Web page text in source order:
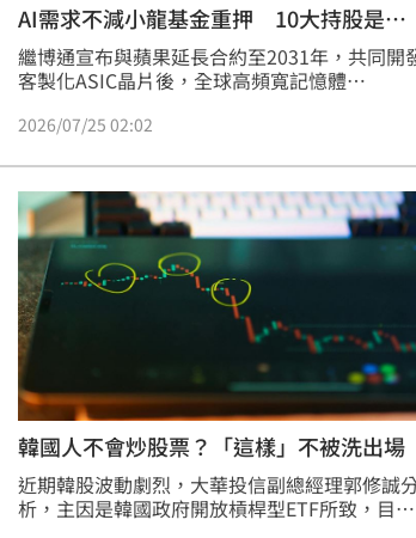
AI需求不減小龍基金重押 10大持股是它
們
繼博通宣布與蘋果延長合約至2031年，共同開
客製化ASIC晶片後，全球高頻寬記憶體
連發，反映出國際資本持續看好AI科技產業長期
（HPC）需求持續拉升業績，盼其成為帶動台
多頭的關鍵力量。國泰小龍基金經理人黃維泰
示，隨著全球雲端服務商持續擴大AI基礎建設
資，高階晶片、AI伺服器及關鍵零組件需求同
攀升，帶動台灣科技供應鏈接單動能持續火熱。
2026/07/25 02:02
韓國人不會炒股票？「這樣」不被洗出場
近期韓股波動劇烈，大華投信副總經理郭修誠
析，主因是韓國政府開放槓桿型ETF所致，目前